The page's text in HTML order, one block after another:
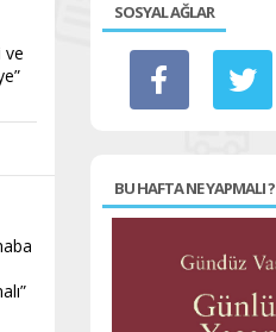
ve
SOSYAL AĞLAR
BU HAFTA NE YAPMALI ?